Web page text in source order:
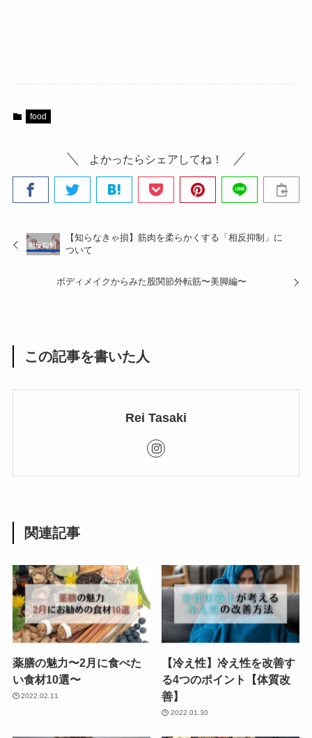
food
よかったらシェアしてね！
【知らなきゃ損】筋肉を柔らかくする「相反抑制」に
ついて
ボディメイクからみた股関節外転筋〜美脚編〜
この記事を書いた人
Rei Tasaki
関連記事
薬膳の魅力〜2月に食べた
い食材10選〜
2022.02.11
【冷え性】冷え性を改善す
る4つのポイント【体質改
善】
2022.01.30